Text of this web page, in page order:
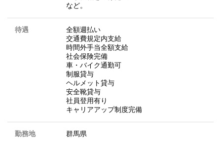
など。
待遇
全額週払い
交通費規定内支給
時間外手当全額支給
社会保険完備
車・バイク通勤可
制服貸与
ヘルメット貸与
安全靴貸与
社員登用有り
キャリアアップ制度完備
勤務地
群馬県